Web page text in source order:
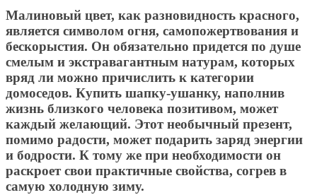
Малиновый цвет, как разновидность красного,
является символом огня, самопожертвования и
бескорыстия. Он обязательно придется по душе
смелым и экстравагантным натурам, которых
вряд ли можно причислить к категории
домоседов. Купить шапку-ушанку, наполнив
жизнь близкого человека позитивом, может
каждый желающий. Этот необычный презент,
помимо радости, может подарить заряд энергии
и бодрости. К тому же при необходимости он
раскроет свои практичные свойства, согрев в
самую холодную зиму.